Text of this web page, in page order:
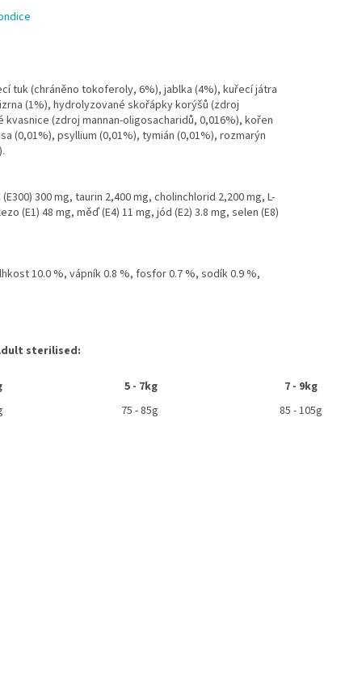
tuk (chráněno tokoferoly, 6%), jablka (4%), kuřecí játra
(1%), hydrolyzované skořápky korýšů (zdroj
(zdroj mannan-oligosacharidů, 0,016%), kořen
(0,01%), psyllium (0,01%), tymián (0,01%), rozmarýn
300 mg, taurin 2,400 mg, cholinchlorid 2,200 mg, L-
(E1) 48 mg, měď (E4) 11 mg, jód (E2) 3.8 mg, selen (E8)
10.0 %, vápník 0.8 %, fosfor 0.7 %, sodík 0.9 %,
sterilised:
5 - 7kg
7 - 9kg
75 - 85g 85 - 105g